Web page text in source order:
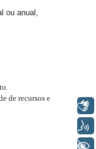
ou anual,
de recursos e